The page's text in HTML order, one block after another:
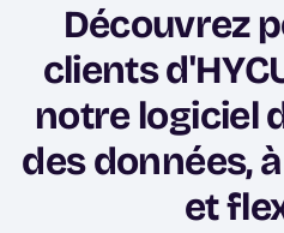
Découvrez
clients
notre logiciel
des données,
et